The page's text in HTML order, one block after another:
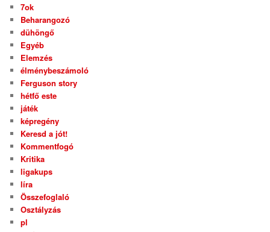
7ok
Beharangozó
dühöngő
Egyéb
Elemzés
élménybeszámoló
Ferguson story
hétfő este
játék
képregény
Keresd a jót!
Kommentfogó
Kritika
ligakups
líra
Összefoglaló
Osztályzás
pl